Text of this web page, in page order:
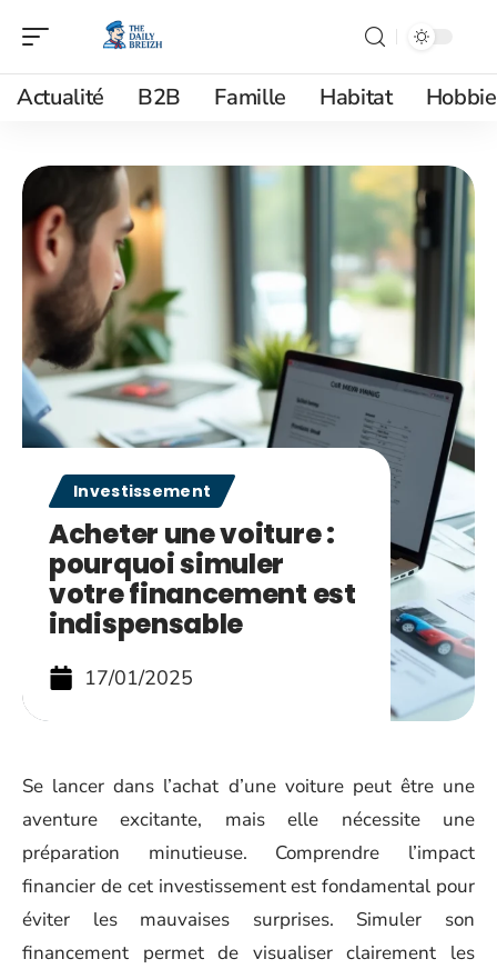
Actualité B2B Famille Habitat
Investissement
Acheter une voiture :
pourquoi simuler
votre financement est
indispensable
17/01/2025
Se lancer dans l’achat d’une voiture peut être une
aventure excitante, mais elle nécessite une
préparation minutieuse. Comprendre l’impact
financier de cet investissement est fondamental pour
éviter les mauvaises surprises. Simuler son
financement permet de visualiser clairement les